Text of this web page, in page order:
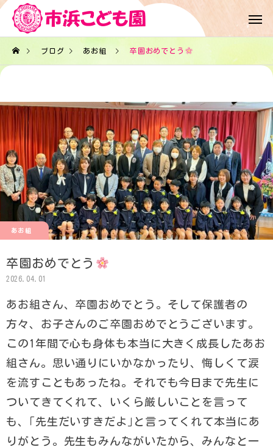
ブログ あお組 卒園おめでとう
あお組
卒園おめでとう
2026.04.01
あお組さん、卒園おめでとう。そして保護者の
方々、お子さんのご卒園おめでとうございます。
この1年間で心も身体も本当に大きく成長したあお
組さん。思い通りにいかなかったり、悔しくて涙
を流すこともあったね。それでも今日まで先生に
ついてきてくれて、いくら厳しいことを言って
も、｢先生だいすきだよ｣と言ってくれて本当にあ
りがとう。先生もみんながいたから、みんなと一